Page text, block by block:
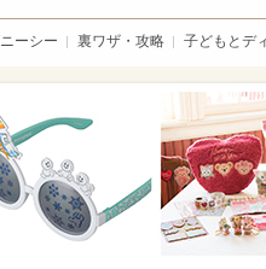
ーシー 裏ワザ・攻略 子どもとデ